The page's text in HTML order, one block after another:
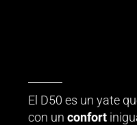
El D50 es un yate
con un confort